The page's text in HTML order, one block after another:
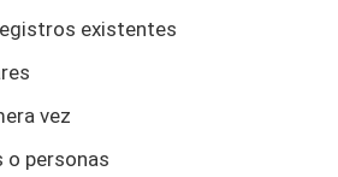
existentes
vez
o personas